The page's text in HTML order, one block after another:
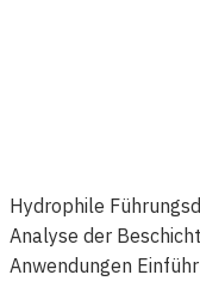
Hydrophile
Analyse der
Anwendungen